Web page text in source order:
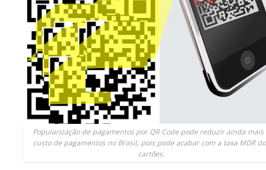
Popularização de pagamentos por QR Code pode reduzir ainda mais
custo de pagamentos no Brasil, pois pode acabar com a taxa MDR
cartões.